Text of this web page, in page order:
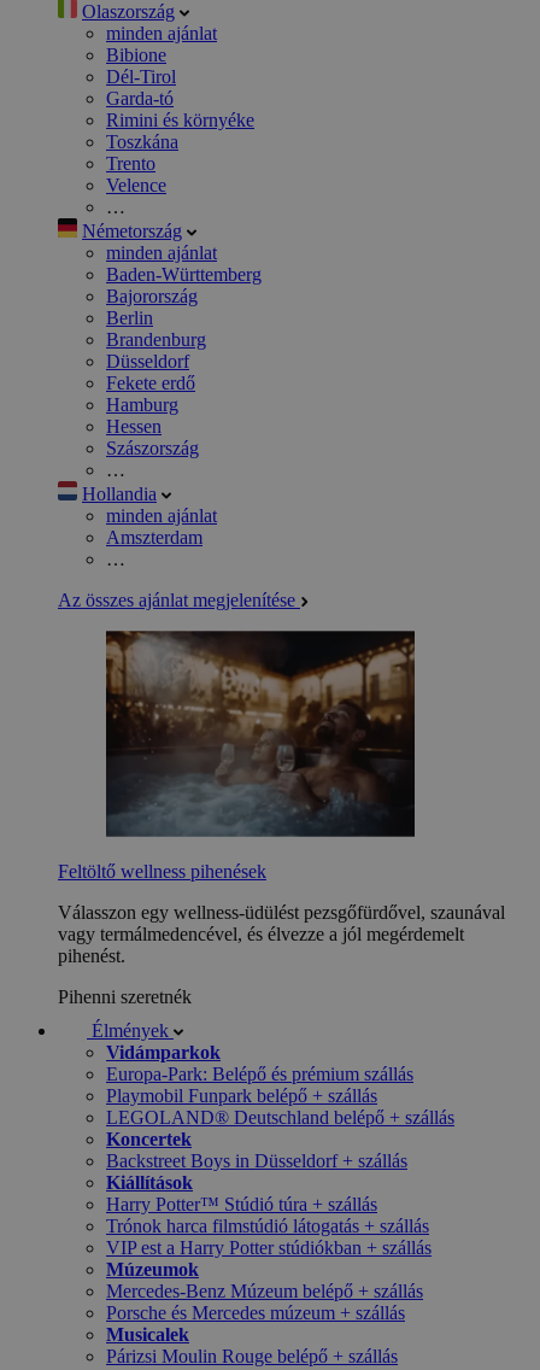
Olaszország
minden ajánlat
Bibione
Dél-Tirol
Garda-tó
Rimini és környéke
Toszkána
Trento
Velence
…
Németország
minden ajánlat
Baden-Württemberg
Bajorország
Berlin
Brandenburg
Düsseldorf
Fekete erdő
Hamburg
Hessen
Szászország
…
Hollandia
minden ajánlat
Amszterdam
…
Az összes ajánlat megjelenítése
Feltöltő wellness pihenések
Válasszon egy wellness-üdülést pezsgőfürdővel, szaunával
vagy termálmedencével, és élvezze a jól megérdemelt
pihenést.
Pihenni szeretnék
Élmények
Vidámparkok
Europa-Park: Belépő és prémium szállás
Playmobil Funpark belépő + szállás
LEGOLAND® Deutschland belépő + szállás
Koncertek
Backstreet Boys in Düsseldorf + szállás
Kiállítások
Harry Potter™ Stúdió túra + szállás
Trónok harca filmstúdió látogatás + szállás
VIP est a Harry Potter stúdiókban + szállás
Múzeumok
Mercedes-Benz Múzeum belépő + szállás
Porsche és Mercedes múzeum + szállás
Musicalek
Párizsi Moulin Rouge belépő + szállás